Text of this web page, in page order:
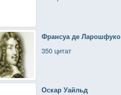
Франсуа де Ларошфуко
350 цитат
Оскар Уайльд